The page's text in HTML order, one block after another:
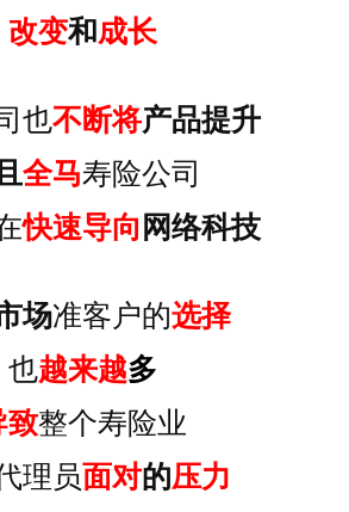
改变和成长
也不断将产品提升
全马寿险公司
快速导向 网络科技
场准客户的选择
也越来越多
致整个寿险业
理员面对的压力